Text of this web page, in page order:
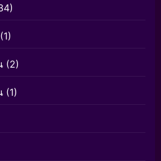
(1)
(2)
(1)